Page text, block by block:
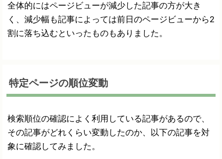
全体的にはページビューが減少した記事の方が大き
く、減少幅も記事によっては前日のページビューから2
割に落ち込むといったものもありました。
特定ページの順位変動
検索順位の確認によく利用している記事があるので、
その記事がどれくらい変動したのか、以下の記事を対
象に確認してみました。